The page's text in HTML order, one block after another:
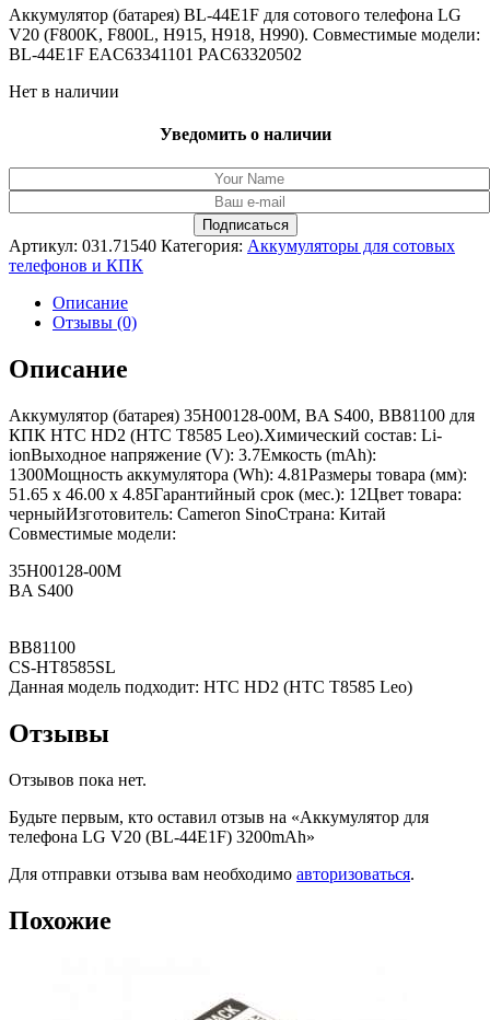
составляла
3,948.00₽.
3,619.00₽.
Аккумулятор (батарея) BL-44E1F для сотового телефона LG
V20 (F800K, F800L, H915, H918, H990). Совместимые модели:
BL-44E1F EAC63341101 PAC63320502
Нет в наличии
Уведомить о наличии
Артикул: 031.71540 Категория: Аккумуляторы для сотовых
телефонов и КПК
Описание
Отзывы (0)
Описание
Аккумулятор (батарея) 35H00128-00M, BA S400, BB81100 для
КПК HTC HD2 (HTC T8585 Leo).Химический состав: Li-
ionВыходное напряжение (V): 3.7Емкость (mAh):
1300Мощность аккумулятора (Wh): 4.81Размеры товара (мм):
51.65 x 46.00 x 4.85Гарантийный срок (мес.): 12Цвет товара:
черныйИзготовитель: Cameron SinoСтрана: Китай
Совместимые модели:
35H00128-00M
BA S400
BB81100
CS-HT8585SL
Данная модель подходит: HTC HD2 (HTC T8585 Leo)
Отзывы
Отзывов пока нет.
Будьте первым, кто оставил отзыв на «Аккумулятор для
телефона LG V20 (BL-44E1F) 3200mAh»
Для отправки отзыва вам необходимо авторизоваться.
Похожие